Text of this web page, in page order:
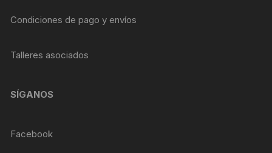
Condiciones de pago y envíos
Talleres asociados
SÍGANOS
Facebook